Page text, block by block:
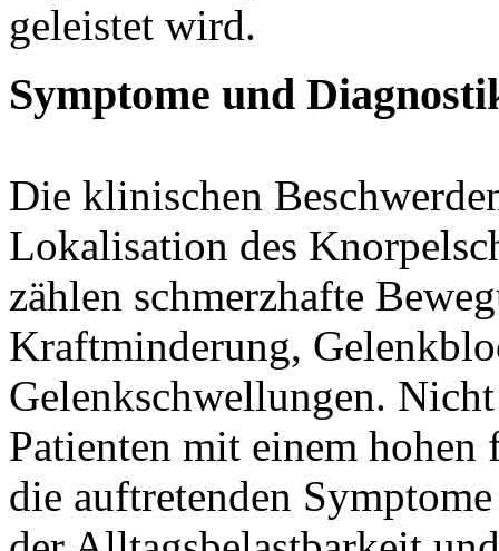
geleistet wird.
Symptome und
Die klinischen
Lokalisation des
zählen schmerzhafte
Kraftminderung,
Gelenkschwellungen.
Patienten mit einem
die auftretenden